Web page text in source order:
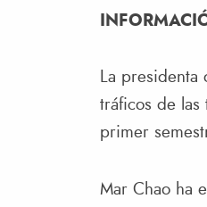
La presidenta
tráficos de las
primer
Mar Chao ha